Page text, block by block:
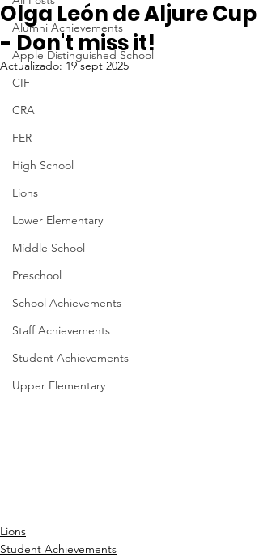
Alumni Achievements
Apple Distinguished School
CIF
CRA
FER
High School
Lions
Lower Elementary
Middle School
Preschool
School Achievements
Staff Achievements
Student Achievements
Upper Elementary
Olga León de Aljure Cup
- Don't miss it!
Actualizado: 19 sept 2025
Lions
Student Achievements